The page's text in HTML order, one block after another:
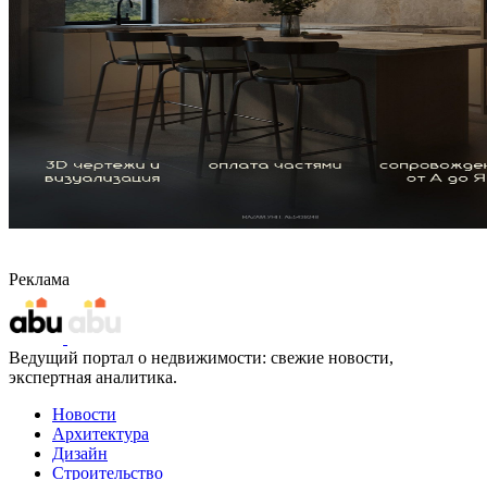
Реклама
Ведущий портал о недвижимости: свежие новости,
экспертная аналитика.
Новости
Архитектура
Дизайн
Строительство